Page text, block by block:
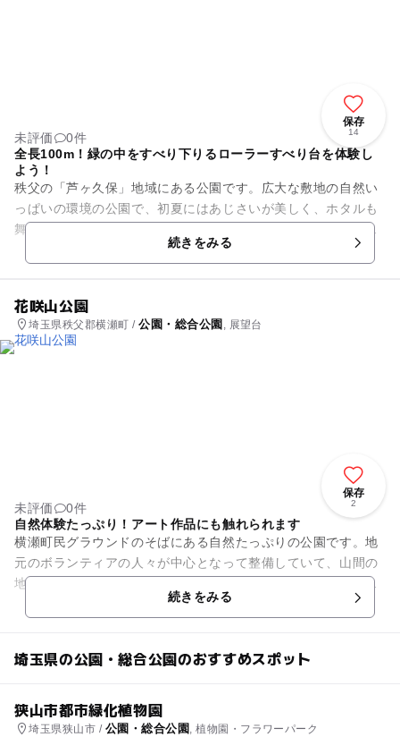
保存
14
未評価
0件
全長100m！緑の中をすべり下りるローラーすべり台を体験し
よう！
秩父の「芦ヶ久保」地域にある公園です。広大な敷地の自然い
っぱいの環境の公園で、初夏にはあじさいが美しく、ホタルも
舞う場所です。池もあったり、山々の景色を楽しんだりとちょ
っとしたハイキング気分を味...続きをみる
花咲山公園
埼玉県秩父郡横瀬町 /公園・総合公園 , 展望台
保存
2
未評価
0件
自然体験たっぷり！アート作品にも触れられます
横瀬町民グラウンドのそばにある自然たっぷりの公園です。地
元のボランティアの人々が中心となって整備していて、山間の
地域3.3haに白い花を中心とした花々を5000本以上植樹。自然
続きをみる
埼玉県の公園・総合公園のおすすめスポット
狭山市都市緑化植物園
埼玉県狭山市 / 公園・総合公園 , 植物園・フラワーパーク